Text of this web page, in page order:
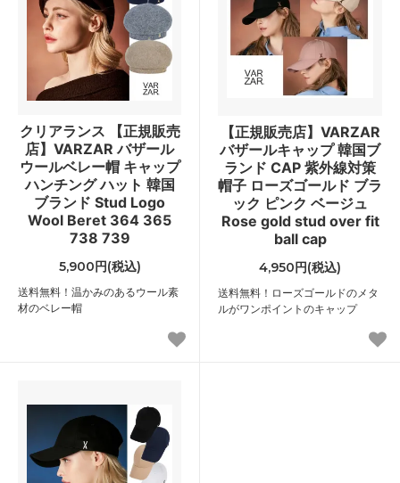
クリアランス 【正規販売
店】VARZAR バザール
ウールベレー帽 キャップ
ハンチング ハット 韓国
ブランド Stud Logo
Wool Beret 364 365
738 739
5,900円(税込)
送料無料！温かみのあるウール素
材のベレー帽
【正規販売店】VARZAR
バザールキャップ 韓国ブ
ランド CAP 紫外線対策
帽子 ローズゴールド ブラ
ック ピンク ベージュ
Rose gold stud over fit
ball cap
4,950円(税込)
送料無料！ローズゴールドのメタ
ルがワンポイントのキャップ